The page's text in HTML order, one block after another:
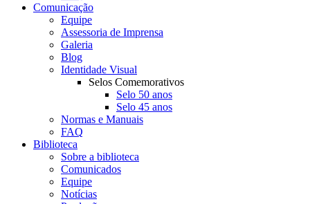
Comunicação
Equipe
Assessoria de Imprensa
Galeria
Blog
Identidade Visual
Selos Comemorativos
Selo 50 anos
Selo 45 anos
Normas e Manuais
FAQ
Biblioteca
Sobre a biblioteca
Comunicados
Equipe
Notícias